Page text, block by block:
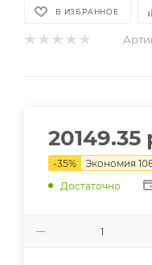
В ИЗБРАННОЕ
20149.35
-35% Экономия
Достаточно